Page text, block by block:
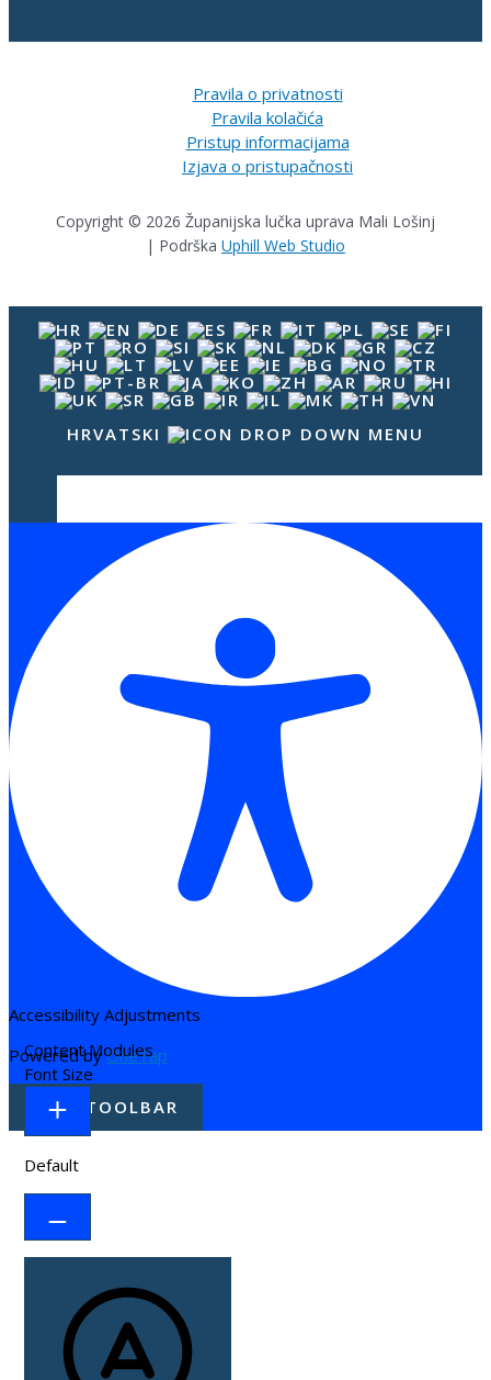
Pravila o privatnosti
Pravila kolačića
Pristup informacijama
Izjava o pristupačnosti
Copyright © 2026 Županijska lučka uprava Mali Lošinj
| Podrška Uphill Web Studio
HRVATSKI
Accessibility Adjustments
Powered byOneTap
HIDE TOOLBAR
Content Modules
Font Size
Default